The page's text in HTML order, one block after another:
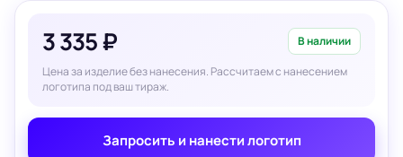
3 335 ₽ В наличии
Цена за изделие без нанесения. Рассчитаем с нанесением
логотипа под ваш тираж.
Запросить и нанести логотип